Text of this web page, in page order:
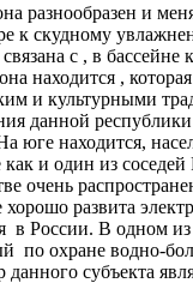
разнообразен и
к скудному
с , в бассейне
находится ,
и культурными
данной
юге находится,
и один из
очень
развита
в России. В одном
по охране водно-
субъекта